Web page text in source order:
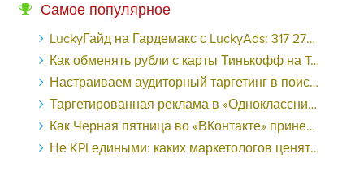
Самое популярное
LuckyГайд на Гардемакс с LuckyAds: 317 279 рублей за 10 дней - «Надо знать»
Как обменять рубли с карты Тинькофф на Tether ERC20 (USDT)?
Настраиваем аудиторный таргетинг в поисковой кампании Google Ads - «Заработок»
Таргетированная реклама в «Одноклассниках»: как ее настроить и нужно ли - «Заработок»
Как Черная пятница во «ВКонтакте» принесла магазину подарков 221 продажу по цене 38 рублей - «Заработок»
Не KPI едиными: каких маркетологов ценят - «Заработок»